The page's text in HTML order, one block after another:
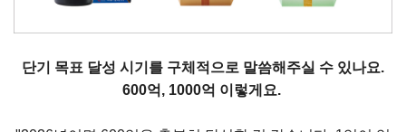
단기 목표 달성 시기를 구체적으로 말씀해주실 수 있나요.
600억, 1000억 이렇게요.